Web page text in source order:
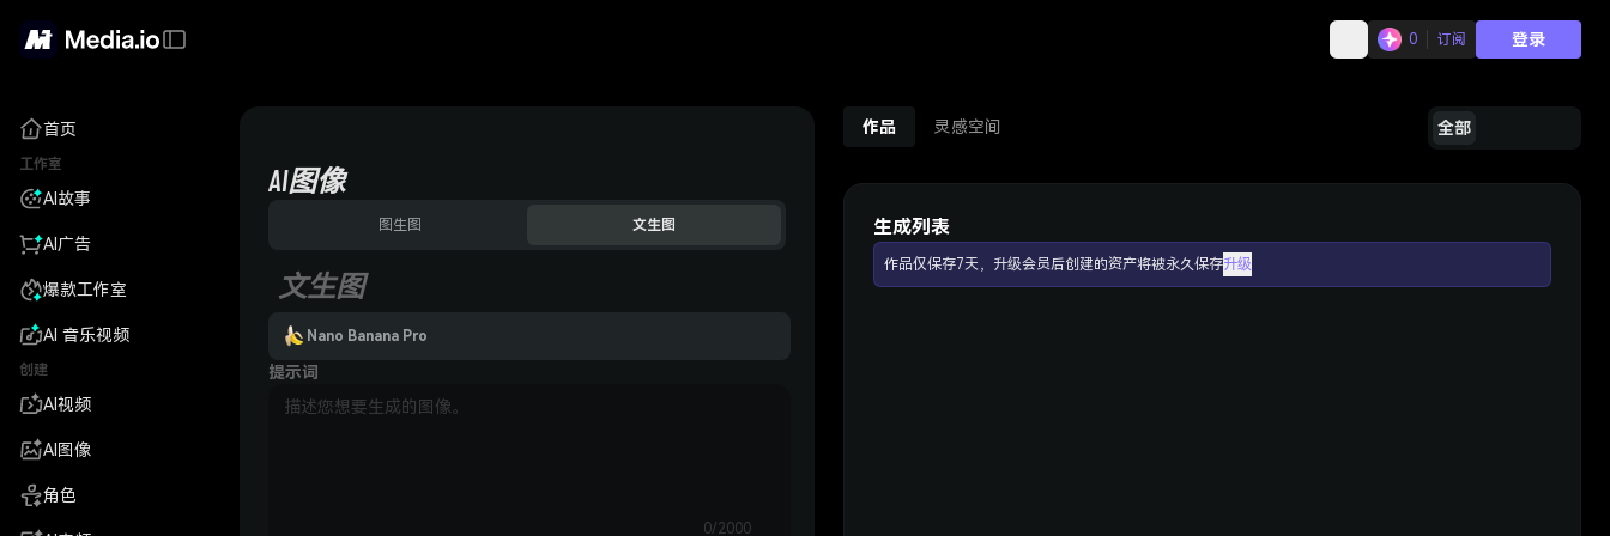
0 订阅 登录
首页
工作室
AI故事
AI广告
爆款工作室
AI 音乐视频
创建
AI视频
AI图像
角色
AI图像
图生图 文生图
文生图
Nano Banana Pro
提示词
0/2000
作品 灵感空间 全部
生成列表
作品仅保存7天，升级会员后创建的资产将被永久保存升级